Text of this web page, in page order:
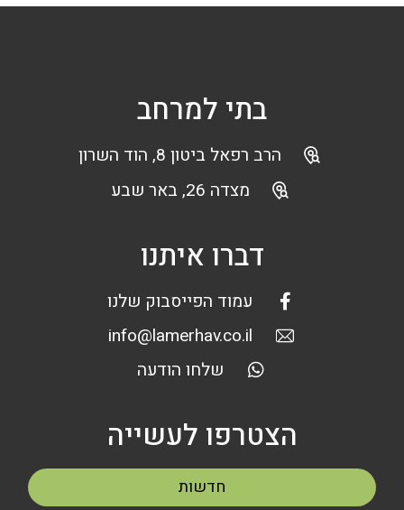
בתי למרחב
הרב רפאל ביטון 8, הוד השרון
מצדה 26, באר שבע
דברו איתנו
עמוד הפייסבוק שלנו
info@lamerhav.co.il
שלחו הודעה
הצטרפו לעשייה
חדשות